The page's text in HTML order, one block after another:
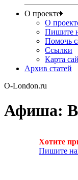
О проекте
О
Пишите
Помочь
Ссылки
Карта
Архив статей
O-London.ru
Афиша:
Хотите
Пишите